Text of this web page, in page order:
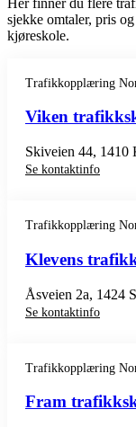
sjekke omtaler, pris
kjøreskole.
Trafikkopplæring
Viken
Skiveien 44, 1410
Se kontaktinfo
Trafikkopplæring
Klevens
Åsveien 2a, 1424
Se kontaktinfo
Trafikkopplæring
Fram